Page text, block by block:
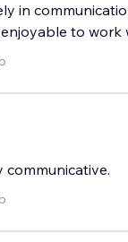
in
to work
communicative.